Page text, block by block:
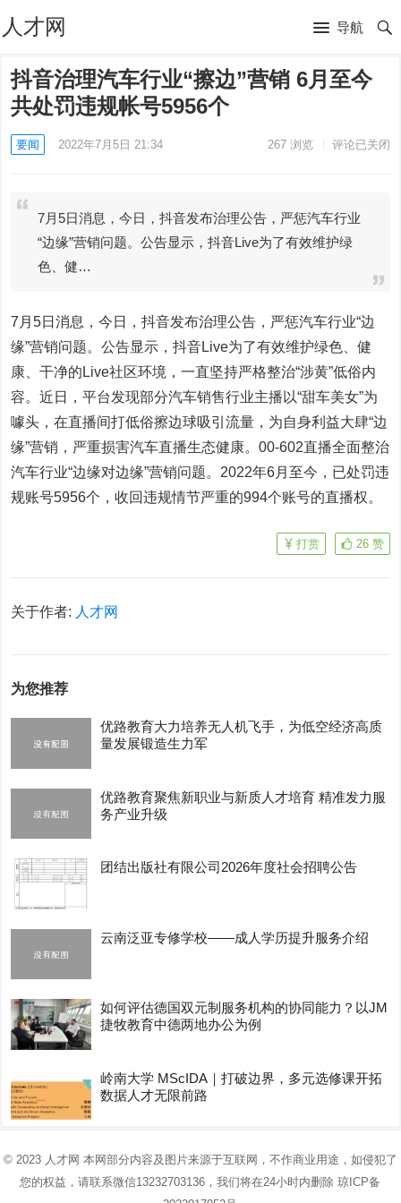
人才网 导航
抖音治理汽车行业“擦边”营销 6月至今
共处罚违规帐号5956个
要闻 2022年7月5日 21:34 267浏览 评论已关闭
7月5日消息，今日，抖音发布治理公告，严惩汽车行业
“边缘”营销问题。公告显示，抖音Live为了有效维护绿
色、健…
7月5日消息，今日，抖音发布治理公告，严惩汽车行业“边
缘”营销问题。公告显示，抖音Live为了有效维护绿色、健
康、干净的Live社区环境，一直坚持严格整治“涉黄”低俗内
容。近日，平台发现部分汽车销售行业主播以“甜车美女”为
噱头，在直播间打低俗擦边球吸引流量，为自身利益大肆“边
缘”营销，严重损害汽车直播生态健康。00-602直播全面整治
汽车行业“边缘对边缘”营销问题。2022年6月至今，已处罚违
规账号5956个，收回违规情节严重的994个账号的直播权。
26 赞
打赏
关于作者: 人才网
为您推荐
优路教育大力培养无人机飞手，为低空经济高质
量发展锻造生力军
优路教育聚焦新职业与新质人才培育 精准发力服
务产业升级
团结出版社有限公司2026年度社会招聘公告
云南泛亚专修学校——成人学历提升服务介绍
如何评估德国双元制服务机构的协同能力？以JM
捷牧教育中德两地办公为例
岭南大学 MScIDA｜打破边界，多元选修课开拓
数据人才无限前路
© 2023 人才网 本网部分内容及图片来源于互联网，不作商业用途，如侵犯了
您的权益，请联系微信13232703136，我们将在24小时内删除琼ICP备